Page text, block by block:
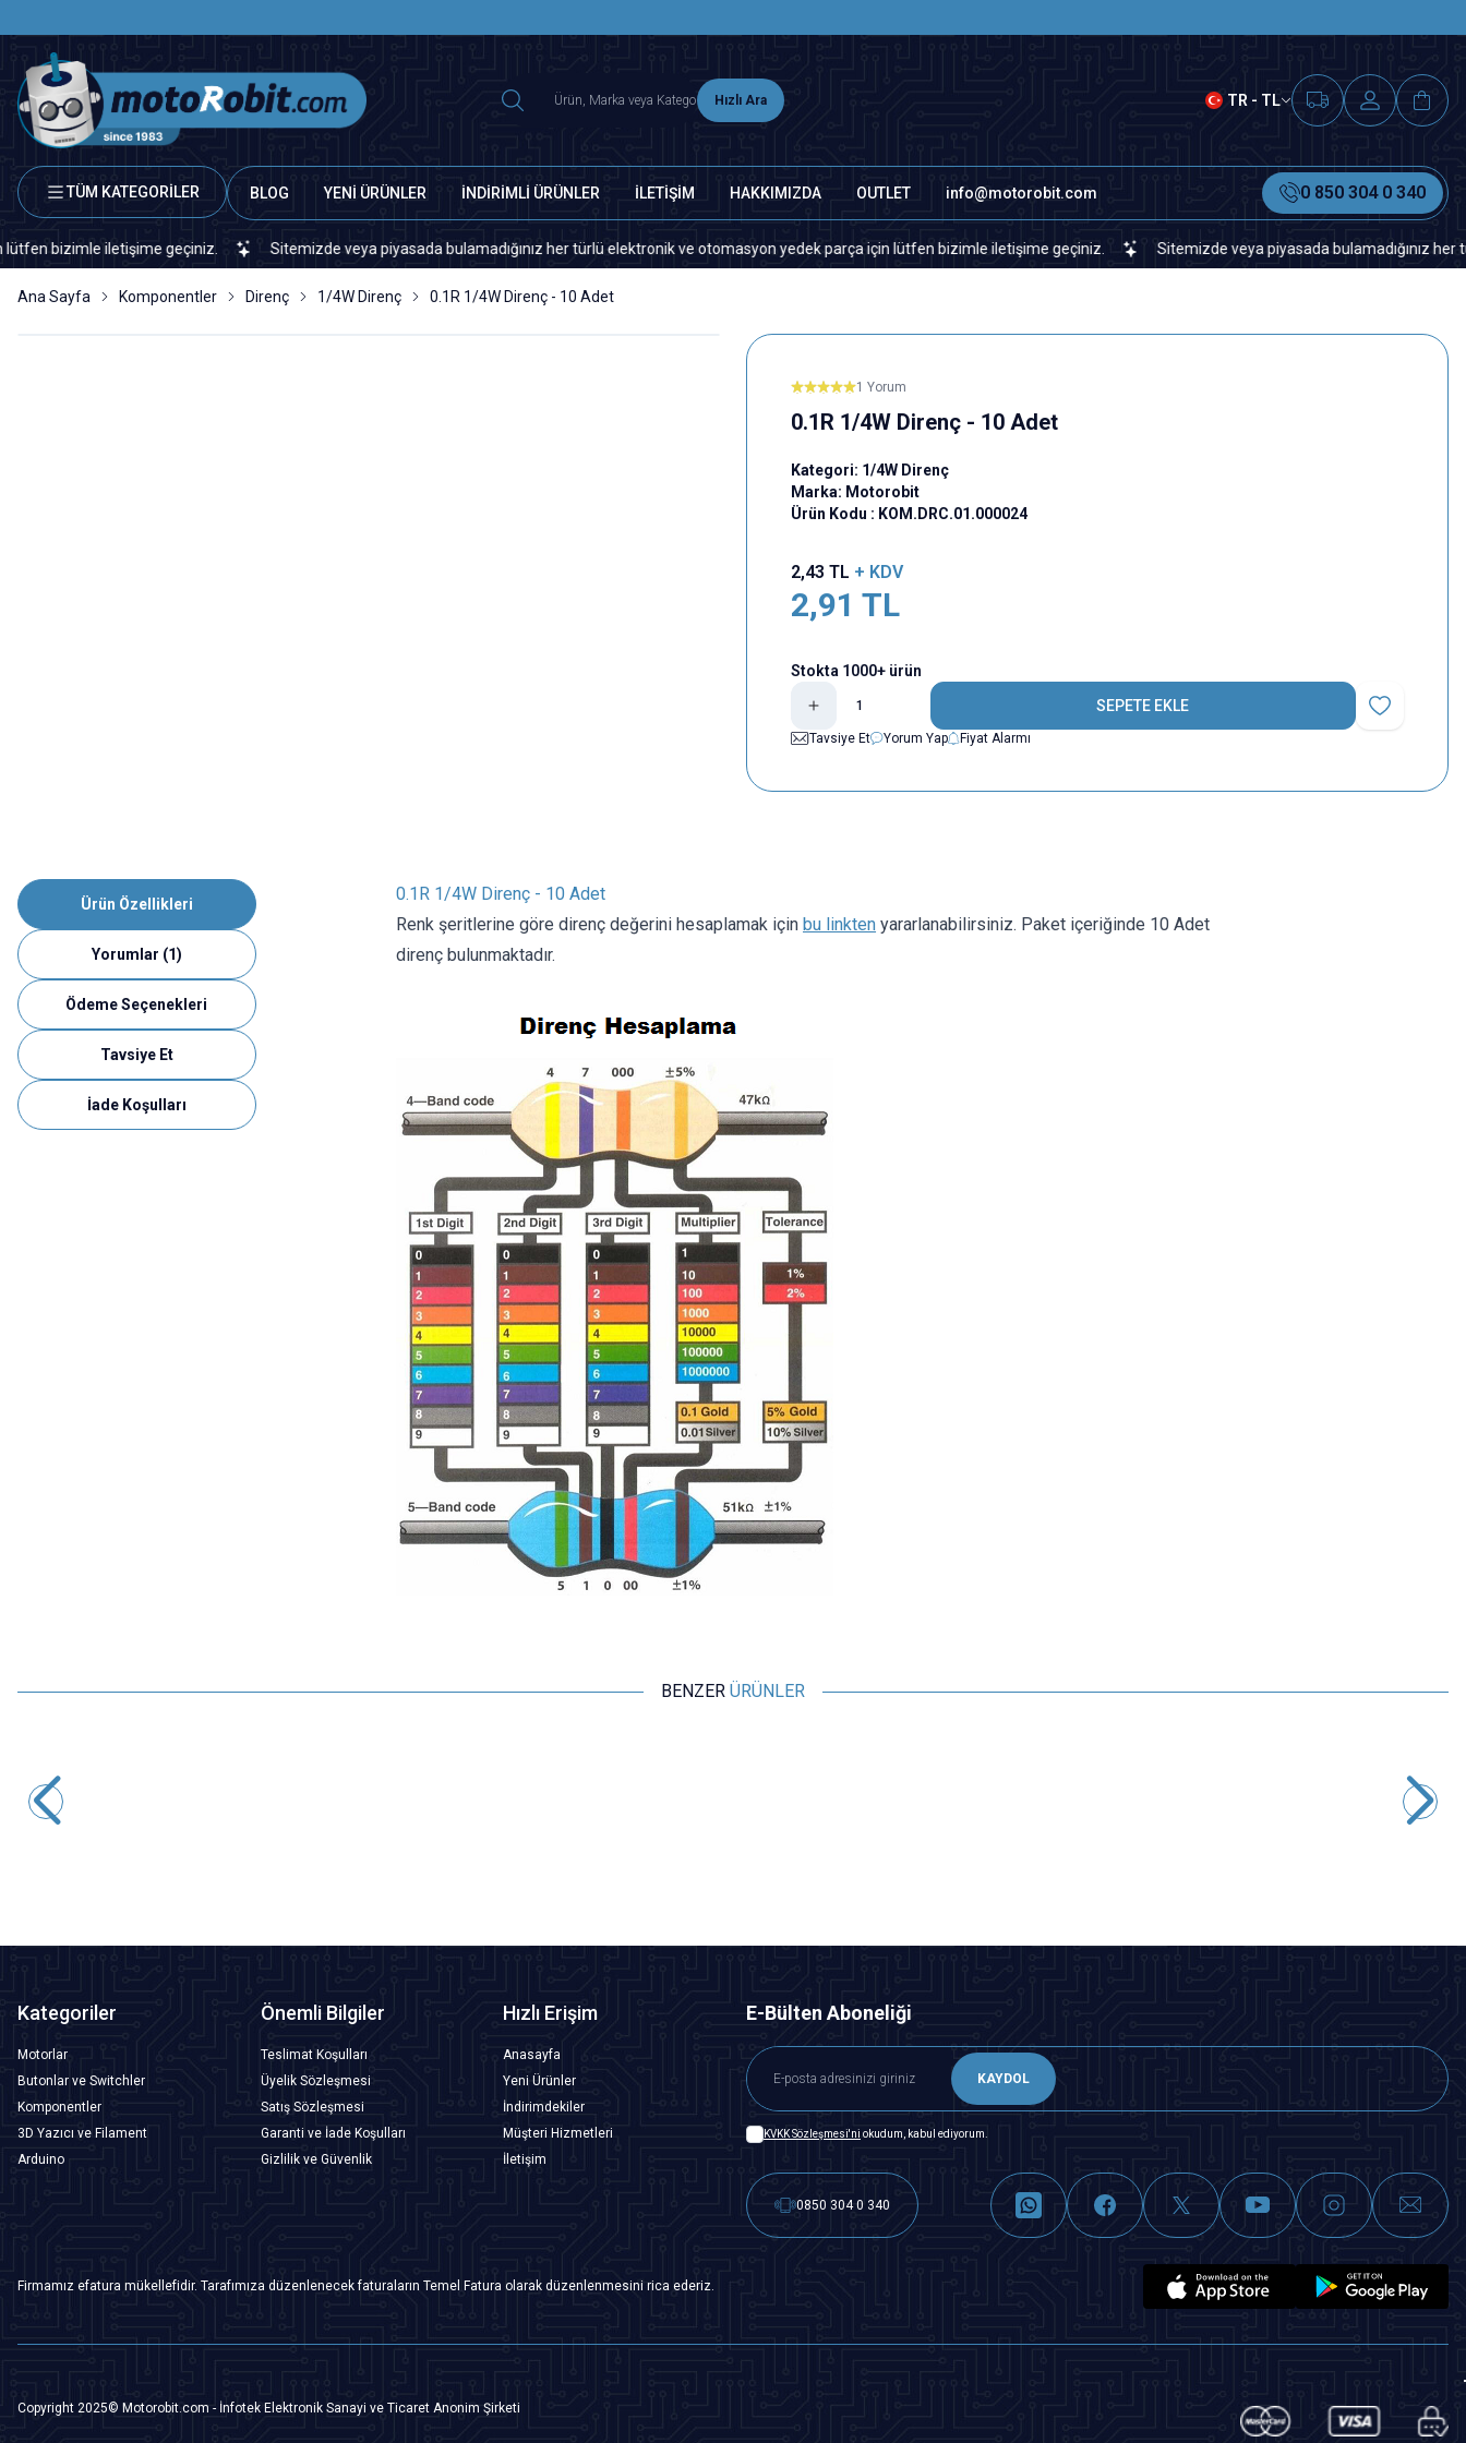
Hızlı Ara TR - TL
TÜM KATEGORİLER BLOG YENİ ÜRÜNLER İNDİRİMLİ ÜRÜNLER İLETİŞİM HAKKIMIZDA OUTLET info@motorobit.com 0 850 304 0 340
iletişime geçiniz. Sitemizde veya piyasada bulamadığınız her türlü elektronik ve otomasyon yedek parça için lütfen bizimle iletişime geçiniz. Sitemizde veya piyasada bulamadığınız her türlü
Ana Sayfa Komponentler Direnç 1/4W Direnç 0.1R 1/4W Direnç - 10 Adet
1 Yorum
0.1R 1/4W Direnç - 10 Adet
Kategori: 1/4W Direnç
Marka: Motorobit
Ürün Kodu : KOM.DRC.01.000024
2,43 TL + KDV
2,91 TL
Stokta 1000+ ürün
SEPETE EKLE
Favoriye Ekle
Tavsiye Et
Yorum Yap Fiyat Alarmı
Ürün Özellikleri
Yorumlar (1)
Ödeme Seçenekleri
Tavsiye Et
İade Koşulları
0.1R 1/4W Direnç - 10 Adet
Renk şeritlerine göre direnç değerini hesaplamak için bu linkten yararlanabilirsiniz. Paket içeriğinde 10 Adet
direnç bulunmaktadır.
BENZER ÜRÜNLER
Kategoriler
Motorlar
Butonlar ve Switchler
Komponentler
3D Yazıcı ve Filament
Arduino
Önemli Bilgiler
Teslimat Koşulları
Üyelik Sözleşmesi
Satış Sözleşmesi
Garanti ve İade Koşulları
Gizlilik ve Güvenlik
Hızlı Erişim
Anasayfa
Yeni Ürünler
İndirimdekiler
Müşteri Hizmetleri
İletişim
E-Bülten Aboneliği
KAYDOL
KVKK Sözleşmesi'ni okudum, kabul ediyorum.
0850 304 0 340
Firmamız efatura mükellefidir. Tarafımıza düzenlenecek faturaların Temel Fatura olarak düzenlenmesini rica ederiz.
Copyright 2025© Motorobit.com - İnfotek Elektronik Sanayi ve Ticaret Anonim Şirketi